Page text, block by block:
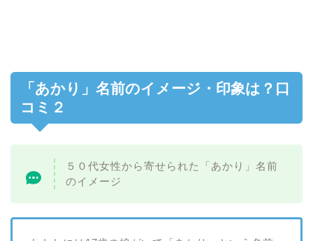
「あかり」名前のイメージ・印象は？口
コミ２
５０代女性から寄せられた「あかり」名前
のイメージ